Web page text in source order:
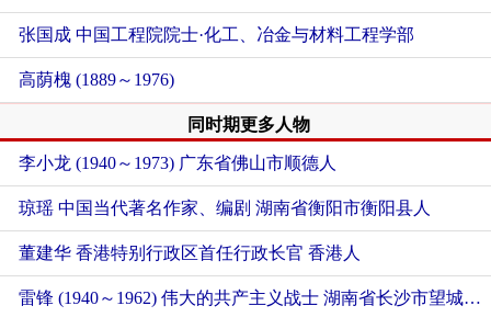
张国成 中国工程院院士·化工、冶金与材料工程学部
高荫槐 (1889～1976)
同时期更多人物
李小龙 (1940～1973) 广东省佛山市顺德人
琼瑶 中国当代著名作家、编剧 湖南省衡阳市衡阳县人
董建华 香港特别行政区首任行政长官 香港人
雷锋 (1940～1962) 伟大的共产主义战士 湖南省长沙市望城区人